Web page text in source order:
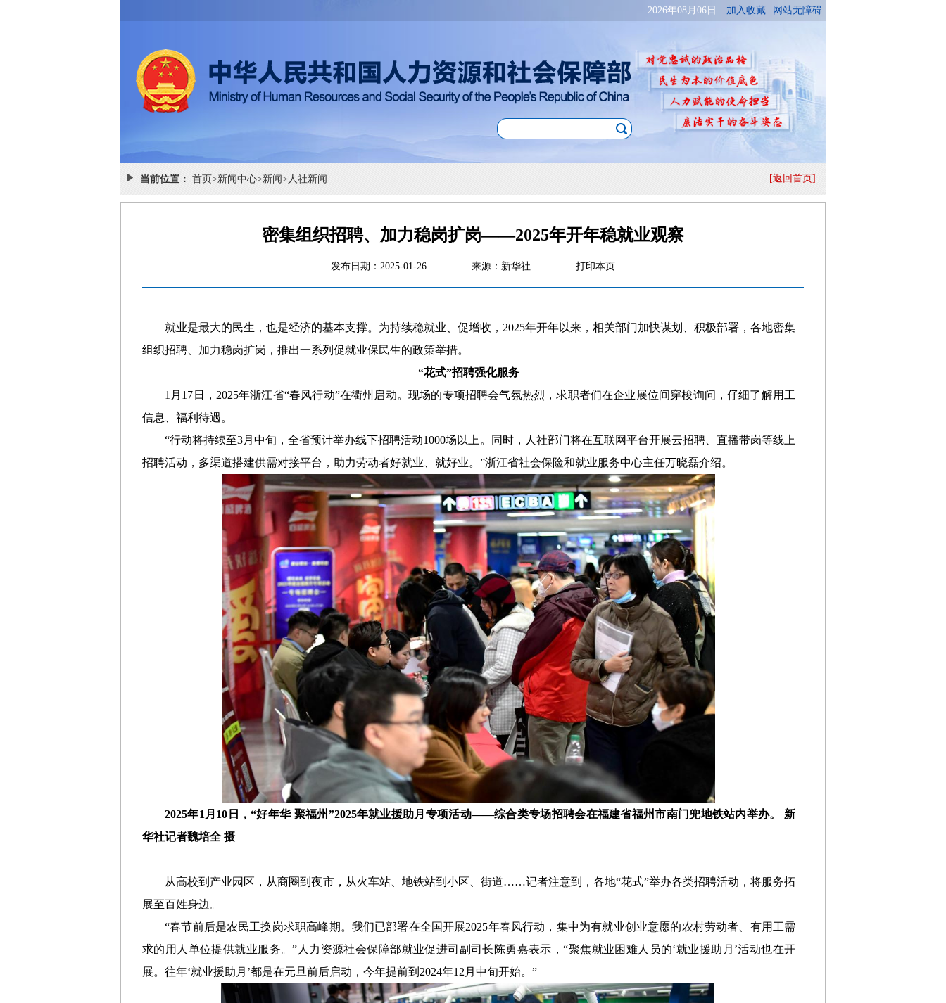
当前位置： 首页>新闻中心>新闻> 人社新闻 [返回首页]
密集组织招聘、加力稳岗扩岗——2025年开年稳就业观察
发布日期：2025-01-26 来源：新华社 打印本页
就业是最大的民生，也是经济的基本支撑。为持续稳就业、促增收，2025年开年以来，相关部门加快谋划、积极部署，各地密集
组织招聘、加力稳岗扩岗，推出一系列促就业保民生的政策举措。
“花式”招聘强化服务
1月17日，2025年浙江省“春风行动”在衢州启动。现场的专项招聘会气氛热烈，求职者们在企业展位间穿梭询问，仔细了解用工
信息、福利待遇。
“行动将持续至3月中旬，全省预计举办线下招聘活动1000场以上。同时，人社部门将在互联网平台开展云招聘、直播带岗等线上
招聘活动，多渠道搭建供需对接平台，助力劳动者好就业、就好业。”浙江省社会保险和就业服务中心主任万晓磊介绍。
2025年1月10日，“好年华 聚福州”2025年就业援助月专项活动——综合类专场招聘会在福建省福州市南门兜地铁站内举办。 新
华社记者魏培全 摄
从高校到产业园区，从商圈到夜市，从火车站、地铁站到小区、街道……记者注意到，各地“花式”举办各类招聘活动，将服务拓
展至百姓身边。
“春节前后是农民工换岗求职高峰期。我们已部署在全国开展2025年春风行动，集中为有就业创业意愿的农村劳动者、有用工需
求的用人单位提供就业服务。”人力资源社会保障部就业促进司副司长陈勇嘉表示，“聚焦就业困难人员的‘就业援助月’活动也在开
展。往年‘就业援助月’都是在元旦前后启动，今年提前到2024年12月中旬开始。”